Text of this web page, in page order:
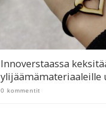
Innoverstaassa
ylijäämämateriaaleille
0 kommentit